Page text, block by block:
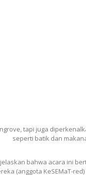
tapi juga
seperti batik dan
bahwa acara ini
(anggota KeSEMaT-